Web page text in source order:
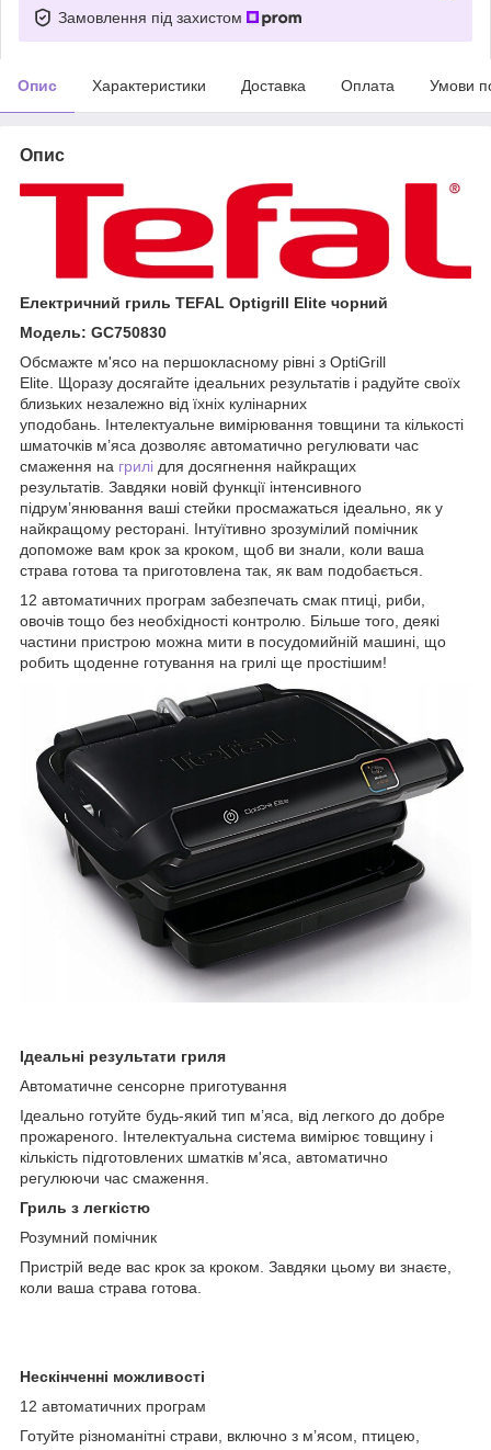
Замовлення під захистом
Опис Характеристики Доставка Оплата Умови
Опис
Електричний гриль TEFAL Optigrill Elite чорний
Модель: GC750830
Обсмажте м'ясо на першокласному рівні з OptiGrill
Elite. Щоразу досягайте ідеальних результатів і радуйте своїх
близьких незалежно від їхніх кулінарних
уподобань. Інтелектуальне вимірювання товщини та кількості
шматочків м’яса дозволяє автоматично регулювати час
смаження на грилі для досягнення найкращих
результатів. Завдяки новій функції інтенсивного
підрум’янювання ваші стейки просмажаться ідеально, як у
найкращому ресторані. Інтуїтивно зрозумілий помічник
допоможе вам крок за кроком, щоб ви знали, коли ваша
страва готова та приготовлена ​​так, як вам подобається.
12 автоматичних програм забезпечать смак птиці, риби,
овочів тощо без необхідності контролю. Більше того, деякі
частини пристрою можна мити в посудомийній машині, що
робить щоденне готування на грилі ще простішим!
Ідеальні результати гриля
Автоматичне сенсорне приготування
Ідеально готуйте будь-який тип м’яса, від легкого до добре
прожареного. Інтелектуальна система вимірює товщину і
кількість підготовлених шматків м'яса, автоматично
регулюючи час смаження.
Гриль з легкістю
Розумний помічник
Пристрій веде вас крок за кроком. Завдяки цьому ви знаєте,
коли ваша страва готова.
Нескінченні можливості
12 автоматичних програм
Готуйте різноманітні страви, включно з м’ясом, птицею,